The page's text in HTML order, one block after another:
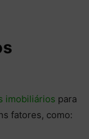
imobiliários para
fatores, como: